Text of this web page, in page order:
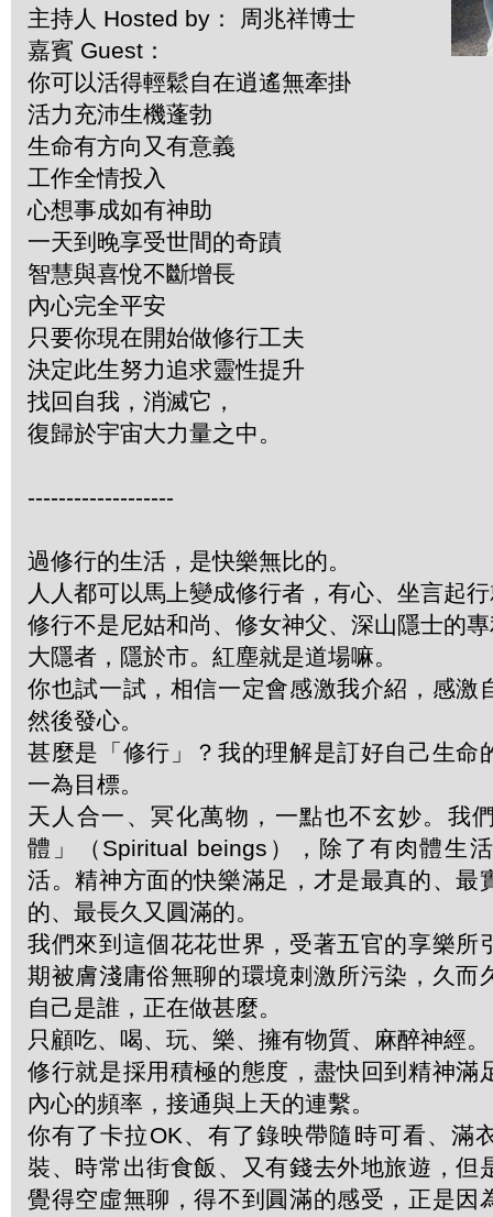
主持人 Hosted by： 周兆祥博士
嘉賓 Guest：
你可以活得輕鬆自在逍遙無牽掛
活力充沛生機蓬勃
生命有方向又有意義
工作全情投入
心想事成如有神助
一天到晚享受世間的奇蹟
智慧與喜悅不斷增長
內心完全平安
只要你現在開始做修行工夫
決定此生努力追求靈性提升
找回自我，消滅它，
復歸於宇宙大力量之中。
-------------------
過修行的生活，是快樂無比的。
人人都可以馬上變成修行者，有心、坐言起
修行不是尼姑和尚、修女神父、深山隱士的
大隱者，隱於市。紅塵就是道場嘛。
你也試一試，相信一定會感激我介紹，感激
然後發心。
甚麼是「修行」？我的理解是訂好自己生命
一為目標。
天人合一、冥化萬物，一點也不玄妙。我
體」（Spiritual beings），除了有肉體生
活。精神方面的快樂滿足，才是最真的、最
的、最長久又圓滿的。
我們來到這個花花世界，受著五官的享樂所
期被膚淺庸俗無聊的環境刺激所污染，久而
自己是誰，正在做甚麼。
只顧吃、喝、玩、樂、擁有物質、麻醉神經。
修行就是採用積極的態度，盡快回到精神滿
內心的頻率，接通與上天的連繫。
你有了卡拉OK、有了錄映帶隨時可看、滿
裝、時常出街食飯、又有錢去外地旅遊，但
覺得空虛無聊，得不到圓滿的感受，正是因